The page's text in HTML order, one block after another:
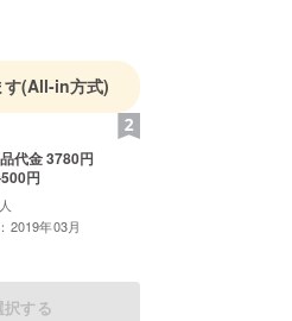
す(All-in方式)
代金 3780円
円
2019年03月
択する